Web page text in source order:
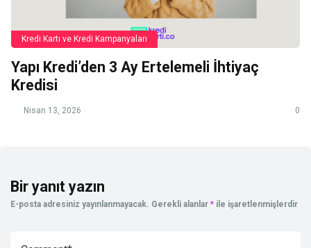
Kredi Kartı ve Kredi Kampanyaları
Yapı Kredi’den 3 Ay Ertelemeli İhtiyaç
Kredisi
Nisan 13, 2026 0
Bir yanıt yazın
E-posta adresiniz yayınlanmayacak. Gerekli alanlar * ile işaretlenmişlerdir